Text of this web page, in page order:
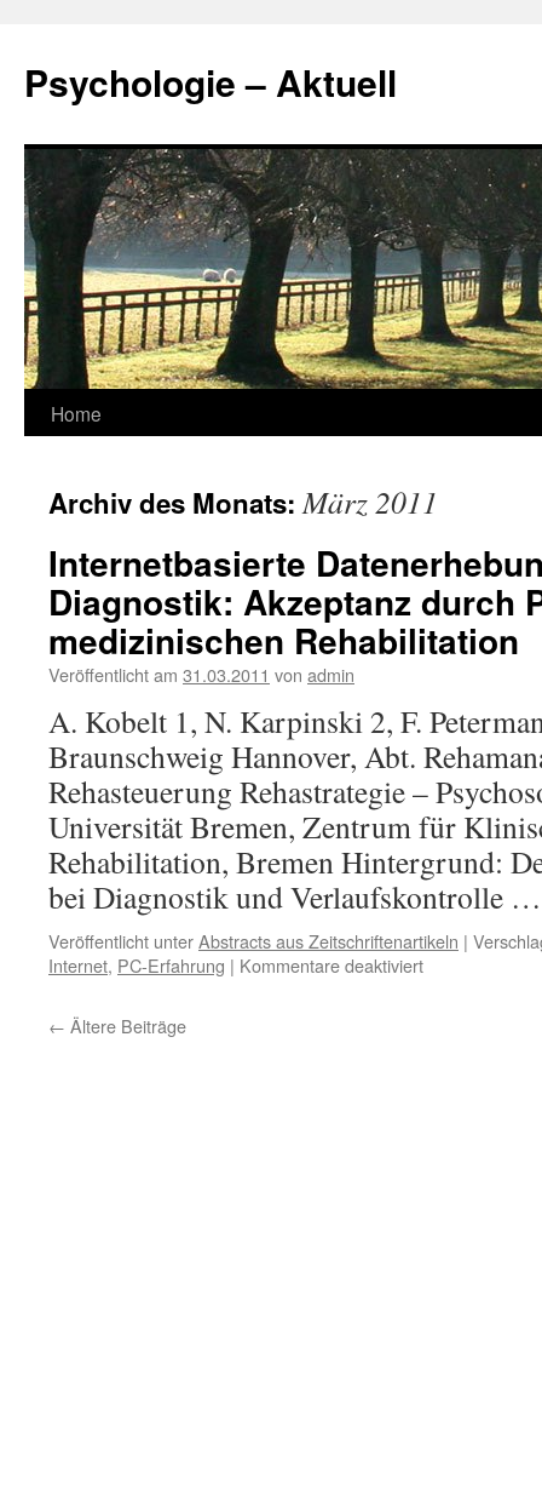
springen
Psychologie – Aktuell
Home
Archiv des Monats:März 2011
Internetbasierte
Diagnostik: Akzeptanz durch
medizinischen Rehabilitation
Veröffentlicht am 31.03.2011 von admin
A. Kobelt 1, N. Karpinski 2, F.
Braunschweig Hannover, Abt.
Rehasteuerung Rehastrategie –
Universität Bremen, Zentrum für
Rehabilitation, Bremen Hintergrund:
bei Diagnostik und Verlaufskontrolle
Veröffentlicht unterAbstracts aus Zeitschriftenartikeln |
Internet, PC-Erfahrung | Kommentare deaktiviertfür
← Ältere Beiträge